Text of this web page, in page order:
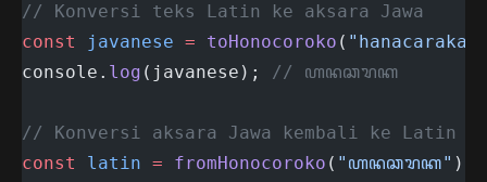
// Konversi teks Latin ke aksara Jawa
const
javanese = toHonocoroko ( "hanacaraka"
console. log (javanese); // ꦲꦤꦕꦫꦏ
// Konversi aksara Jawa kembali ke Latin
const
latin = fromHonocoroko ( "ꦲꦤꦕꦫꦏ" );